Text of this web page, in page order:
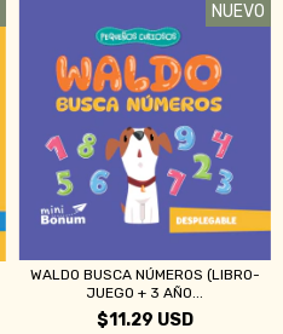
NUEVO
WALDO BUSCA NÚMEROS (LIBRO-
JUEGO + 3 AÑO...
$11.29 USD